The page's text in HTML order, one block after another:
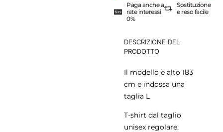
Paga anche a
rate interessi
0%
Sostituzione
e reso facile
DESCRIZIONE DEL
PRODOTTO
Il modello è alto 183
cm e indossa una
taglia L
T-shirt dal taglio
unisex regolare,